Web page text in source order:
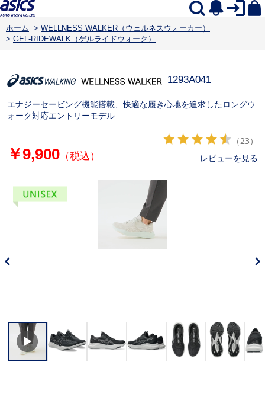
ホーム > WELLNESS WALKER（ウェルネスウォーカー）
> GEL-RIDEWALK（ゲルライドウォーク）
1293A041
エナジーセービング機能搭載、快適な履き心地を追求したロングウ
ォーク対応エントリーモデル
￥9,900（税込）
（23）
レビューを見る